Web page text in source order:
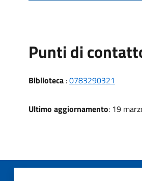
Punti di
Biblioteca :0783290321
Ultimo aggiornamento: 19